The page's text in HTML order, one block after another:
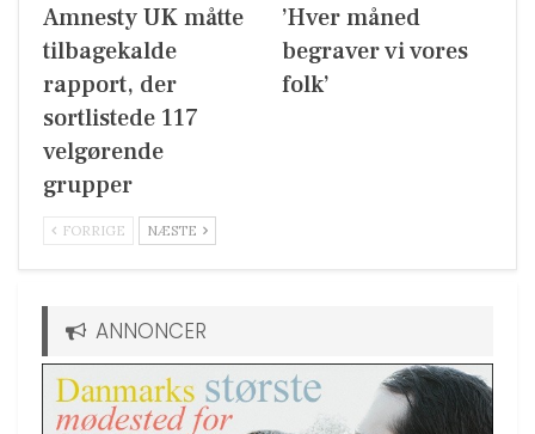
Amnesty UK måtte
tilbagekalde
rapport, der
sortlistede 117
velgørende
grupper
’Hver måned
begraver vi vores
folk’
FORRIGE NÆSTE
ANNONCER